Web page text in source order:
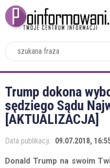
Trump dokona
sędziego Sądu
[AKTUALIZACJA]
Data publikacji: 09.07.2018,
Donald Trump na swoim